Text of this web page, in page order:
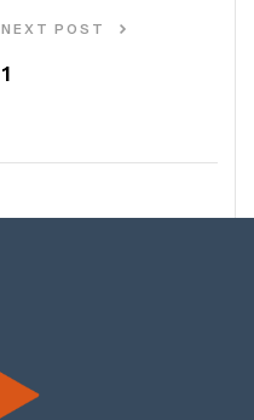
NEXT POST
1